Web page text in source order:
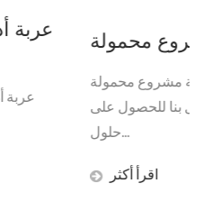
أنيقة، متعددة